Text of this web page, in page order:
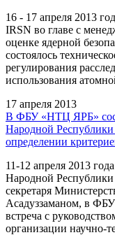
16 - 17 апреля 2013
IRSN во главе с
оценке ядерной
состоялось
регулирования
использования
17 апреля 2013
В ФБУ «НТЦ ЯРБ»
Народной
определении
11-12 апреля 2013
Народной
секретаря
Асадуззаманом, в
встреча с
организации научно-